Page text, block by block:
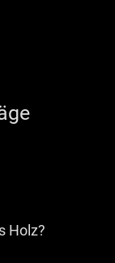
Holz?